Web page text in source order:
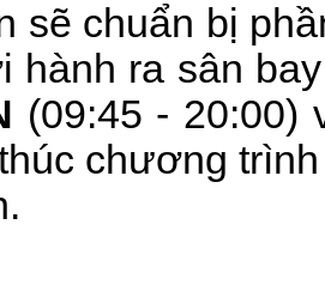
sẽ chuẩn bị
hành ra sân
(09:45 - 20:00)
chương